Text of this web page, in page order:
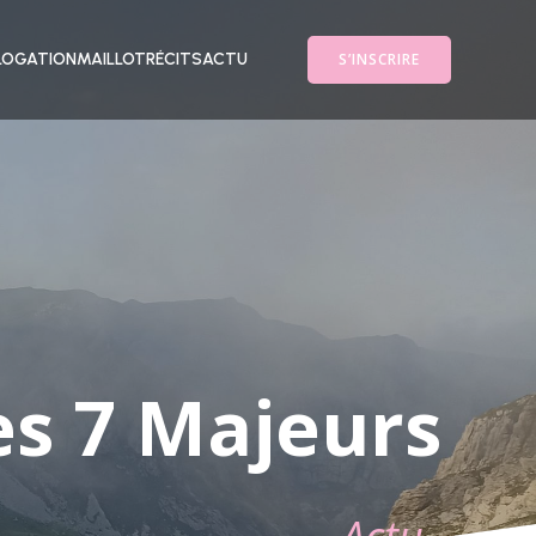
MAILLOTRÉCITSACTU S’INSCRIRE
7 Majeurs